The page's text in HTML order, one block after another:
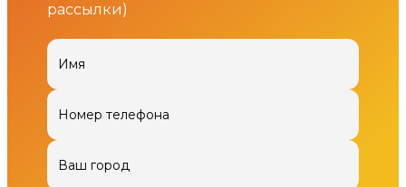
рассылки)
Имя
Номер телефона
Ваш город